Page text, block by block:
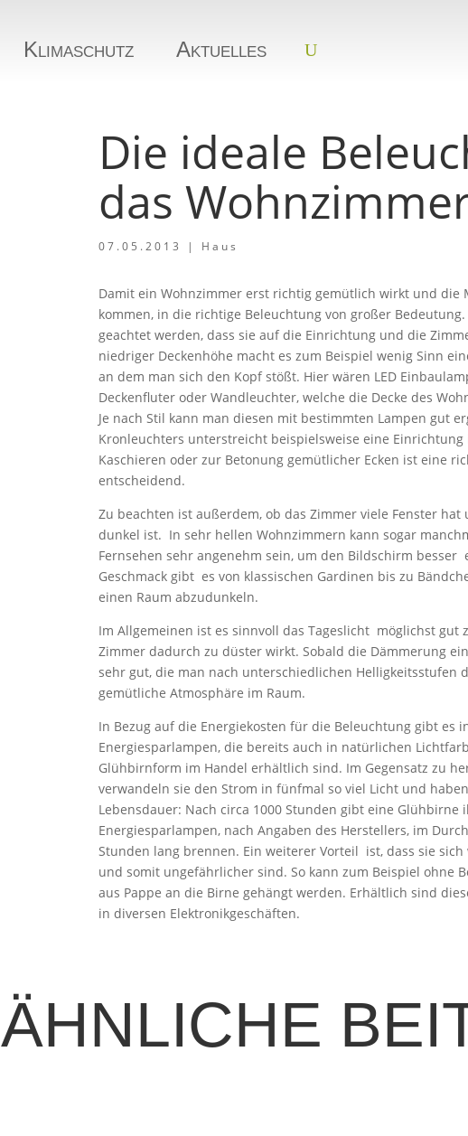
Klimaschutz Aktuelles
Die ideale
das
07.05.2013 | Haus
Damit ein Wohnzimmer erst richtig gemütlich wirkt und die
kommen, in die richtige Beleuchtung von großer
geachtet werden, dass sie auf die Einrichtung und die
niedriger Deckenhöhe macht es zum Beispiel wenig Sinn
an dem man sich den Kopf stößt. Hier wären LED
Deckenfluter oder Wandleuchter, welche die Decke des
Je nach Stil kann man diesen mit bestimmten Lampen gut
Kronleuchters unterstreicht beispielsweise eine Einrichtung
Kaschieren oder zur Betonung gemütlicher Ecken ist eine
entscheidend.
Zu beachten ist außerdem, ob das Zimmer viele Fenster
dunkel ist. In sehr hellen Wohnzimmern kann sogar
Fernsehen sehr angenehm sein, um den Bildschirm besser
Geschmack gibt es von klassischen Gardinen bis zu
einen Raum abzudunkeln.
Im Allgemeinen ist es sinnvoll das Tageslicht möglichst gut
Zimmer dadurch zu düster wirkt. Sobald die Dämmerung
sehr gut, die man nach unterschiedlichen Helligkeitsstufen
gemütliche Atmosphäre im Raum.
In Bezug auf die Energiekosten für die Beleuchtung gibt es
Energiesparlampen, die bereits auch in natürlichen
Glühbirnform im Handel erhältlich sind. Im Gegensatz zu
verwandeln sie den Strom in fünfmal so viel Licht und
Lebensdauer: Nach circa 1000 Stunden gibt eine Glühbirne
Energiesparlampen, nach Angaben des Herstellers, im
Stunden lang brennen. Ein weiterer Vorteil ist, dass sie
und somit ungefährlicher sind. So kann zum Beispiel ohne
aus Pappe an die Birne gehängt werden. Erhältlich sind
in diversen Elektronikgeschäften.
ÄHNLICHE